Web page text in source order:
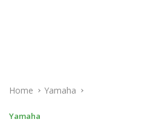
Home Yamaha
Yamaha